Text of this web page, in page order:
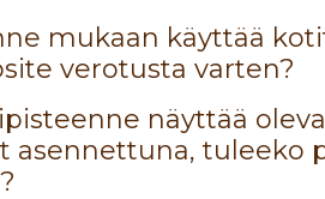
mukaan käyttää
verotusta varten?
näyttää
asennettuna, tuleeko